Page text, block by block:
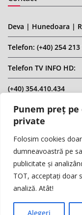
Punem preț
private
Folosim cookies
dumneavoastră pe
publicitate și
TOT, acceptați doar
analiză. Atât!
Alegeri
Deva | Hunedoara |
Telefon: (+40) 254 213
Telefon TV INFO HD:
(+40) 354.410.434
Email:
Website: